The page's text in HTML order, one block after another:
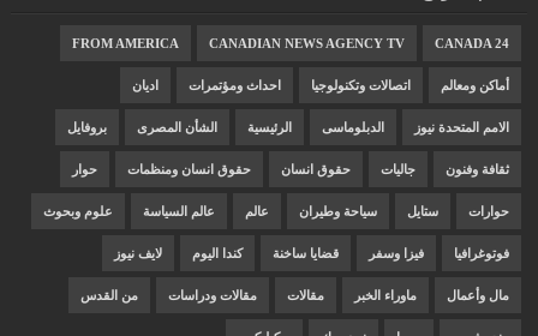
CANADA 24
CANADIAN NEWS AGENCY TV
FROM AMERICA
أماكن ومعالم اتصالات وتكنولوجيا احداث ومؤتمرات اديان
الامم المتحدة نيوز الدبلوماسى الرئيسية الشأن المصرى بروفايل
ثقافة وفنون جاليات حقوق انسان حقوق انسان ومنظمات حوار
حوارات ستايل سياحة وطيران عالم عالم السياسة علوم وبحوث
فوتوغرافيا فيزا وسفر قضايا ساخنة كندا اليوم لايف نيوز
مال وأعمال ماوراء الخبر مقالات مقالات ودراسات من القدس